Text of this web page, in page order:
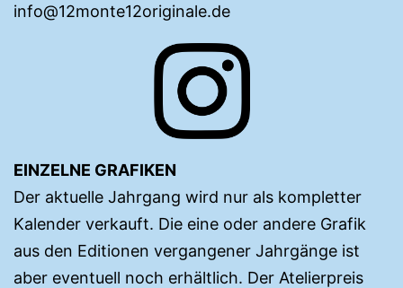
info@12monte12originale.de
EINZELNE GRAFIKEN
Der aktuelle Jahrgang wird nur als kompletter
Kalender verkauft. Die eine oder andere Grafik
aus den Editionen vergangener Jahrgänge ist
aber eventuell noch erhältlich. Der Atelierpreis